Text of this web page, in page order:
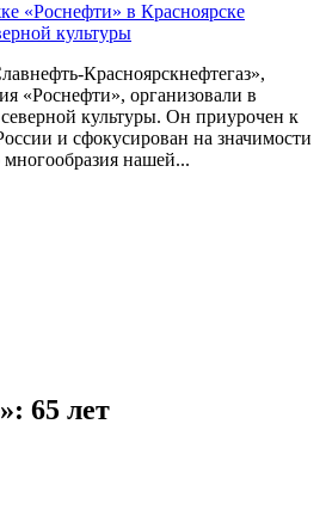
«Роснефти» в Красноярске
культуры
Красноярскнефтегаз»,
«Роснефти», организовали в
культуры. Он приурочен к
и сфокусирован на значимости
многообразия нашей...
65 лет